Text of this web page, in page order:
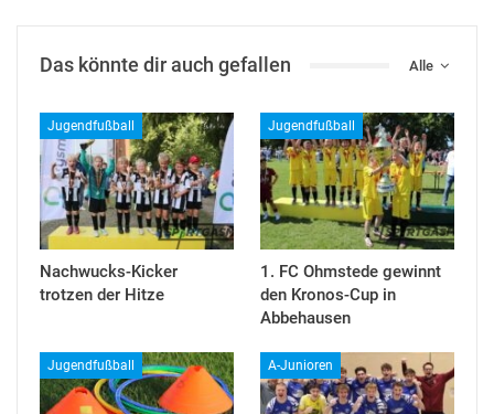
Alle
Das könnte dir auch gefallen
Jugendfußball
Nachwucks-Kicker
trotzen der Hitze
Jugendfußball
1. FC Ohmstede gewinnt
den Kronos-Cup in
Abbehausen
Jugendfußball A-Junioren